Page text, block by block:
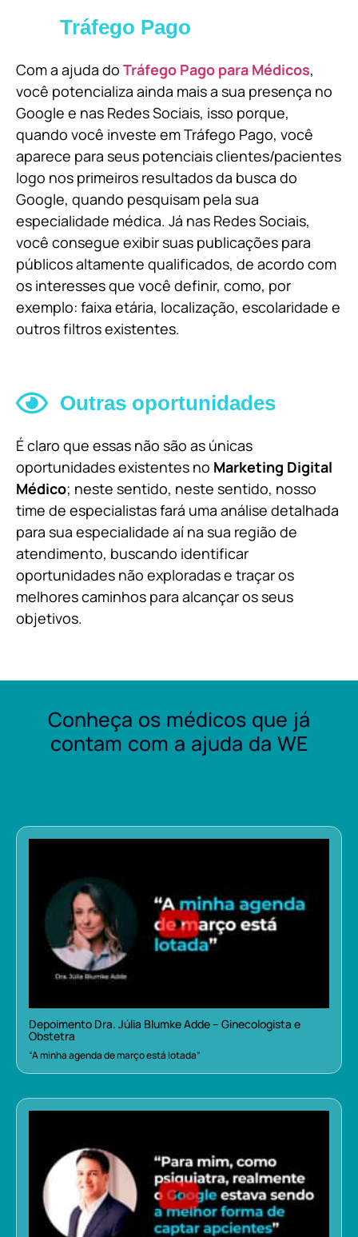
Tráfego Pago
Com a ajuda do Tráfego Pago para Médicos,
você potencializa ainda mais a sua presença no
Google e nas Redes Sociais, isso porque,
quando você investe em Tráfego Pago, você
aparece para seus potenciais clientes/pacientes
logo nos primeiros resultados da busca do
Google, quando pesquisam pela sua
especialidade médica. Já nas Redes Sociais,
você consegue exibir suas publicações para
públicos altamente qualificados, de acordo com
os interesses que você definir, como, por
exemplo: faixa etária, localização, escolaridade e
outros filtros existentes.
Outras oportunidades
É claro que essas não são as únicas
oportunidades existentes no Marketing Digital
Médico; neste sentido, neste sentido, nosso
time de especialistas fará uma análise detalhada
para sua especialidade aí na sua região de
atendimento, buscando identificar
oportunidades não exploradas e traçar os
melhores caminhos para alcançar os seus
objetivos.
Conheça os médicos que já
contam com a ajuda da WE
Depoimento Dra. Júlia Blumke Adde – Ginecologista e
Obstetra
“A minha agenda de março está lotada”